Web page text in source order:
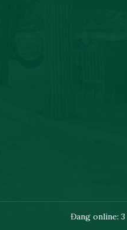
Đang online: 3